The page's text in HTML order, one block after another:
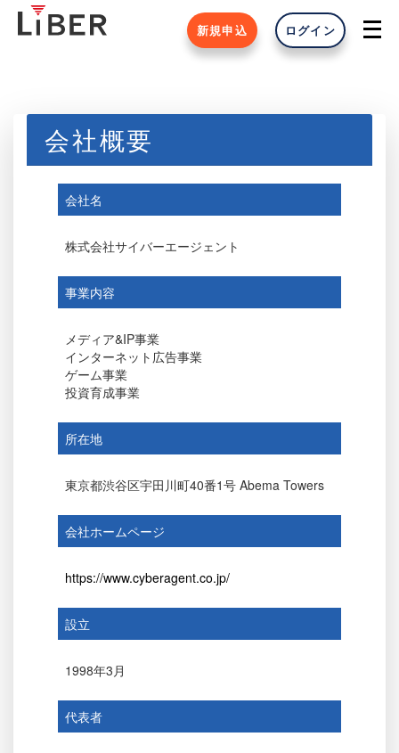
新規申込 ログイン
会社概要
会社名
株式会社サイバーエージェント
事業内容
メディア&IP事業
インターネット広告事業
ゲーム事業
投資育成事業
所在地
東京都渋谷区宇田川町40番1号 Abema Towers
会社ホームページ
https://www.cyberagent.co.jp/
設立
1998年3月
代表者